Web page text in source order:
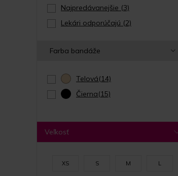
Najpredávanejšie (3)
Lekári odporúčajú (2)
Farba bandáže
Telová(14)
Čierna(15)
Veľkosť
XS S M L